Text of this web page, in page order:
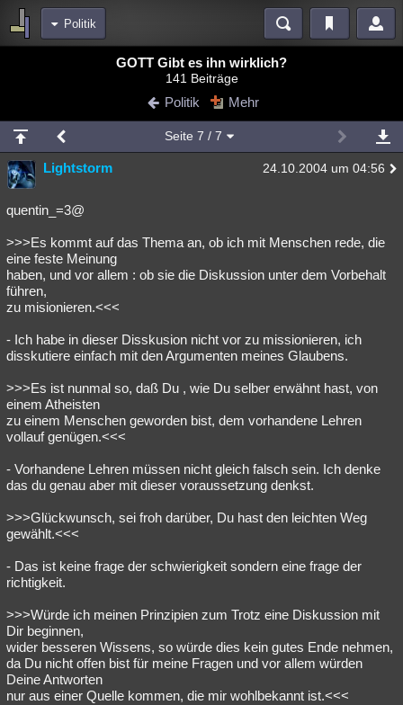
Politik
Blogs Videos
Chat Wiki Neuigkeiten
meine Rubriken
Menschen Wissenschaft Mystery Kriminalfälle
Spiritualität
Natur Umfragen Unterhaltung
weitere Rubriken
Philosophie
Astronomie Helpdesk Gruppen Gaming
Verbesserungen
Übersichten
Besucht Teilgenommen Alle Neue Geschlossen
GOTT Gibt es ihn wirklich?
141 Beiträge
Politik Mehr
Seite 7 / 7
Lightstorm 24.10.2004 um 04:56
quentin_=3@
>>>Es kommt auf das Thema an, ob ich mit Menschen rede, die
eine feste Meinung
haben, und vor allem : ob sie die Diskussion unter dem Vorbehalt
führen,
zu misionieren.<<<
- Ich habe in dieser Disskusion nicht vor zu missionieren, ich
disskutiere einfach mit den Argumenten meines Glaubens.
>>>Es ist nunmal so, daß Du , wie Du selber erwähnt hast, von
einem Atheisten
zu einem Menschen geworden bist, dem vorhandene Lehren
vollauf genügen.<<<
- Vorhandene Lehren müssen nicht gleich falsch sein. Ich denke
das du genau aber mit dieser voraussetzung denkst.
>>>Glückwunsch, sei froh darüber, Du hast den leichten Weg
gewählt.<<<
- Das ist keine frage der schwierigkeit sondern eine frage der
richtigkeit.
>>>Würde ich meinen Prinzipien zum Trotz eine Diskussion mit
Dir beginnen,
wider besseren Wissens, so würde dies kein gutes Ende nehmen,
da Du nicht offen bist für meine Fragen und vor allem würden
Deine Antworten
nur aus einer Quelle kommen, die mir wohlbekannt ist.<<<